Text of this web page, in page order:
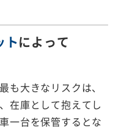
トによって
も大きなリスクは、
在庫として抱えてし
一台を保管するとな